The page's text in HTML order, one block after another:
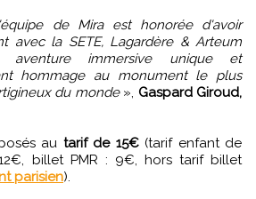
de Mira est honorée d'avoir
avec la SETE, Lagardère & Arteum
immersive unique et
hommage au monument le plus
du monde», Gaspard Giroud,
au tarif de 15€ (tarif enfant de
billet PMR : 9€, hors tarif billet
parisien).